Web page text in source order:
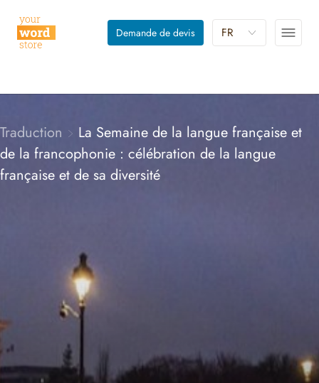
Demande de devis FR
Traduction
La Semaine de la langue française et
de la francophonie : célébration de la langue
française et de sa diversité